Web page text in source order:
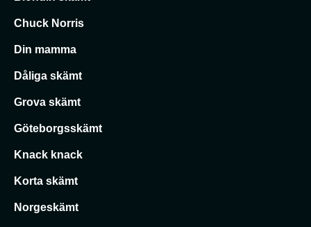
Chuck Norris
Din mamma
Dåliga skämt
Grova skämt
Göteborgsskämt
Knack knack
Korta skämt
Norgeskämt